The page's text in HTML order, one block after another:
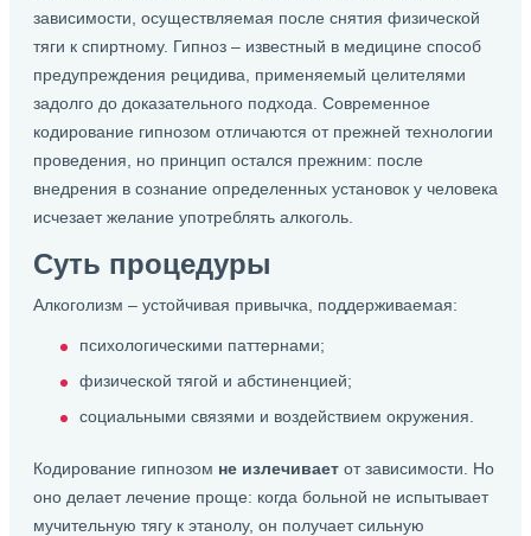
зависимости, осуществляемая после снятия физической
тяги к спиртному. Гипноз – известный в медицине способ
предупреждения рецидива, применяемый целителями
задолго до доказательного подхода. Современное
кодирование гипнозом отличаются от прежней технологии
проведения, но принцип остался прежним: после
внедрения в сознание определенных установок у человека
исчезает желание употреблять алкоголь.
Суть процедуры
Алкоголизм – устойчивая привычка, поддерживаемая:
психологическими паттернами;
физической тягой и абстиненцией;
социальными связями и воздействием окружения.
Кодирование гипнозом не излечивает от зависимости. Но
оно делает лечение проще: когда больной не испытывает
мучительную тягу к этанолу, он получает сильную